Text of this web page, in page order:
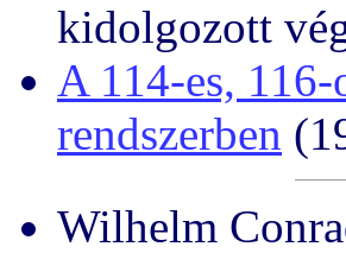
kidolgozott
A 114-es, 116-
rendszerben
Wilhelm